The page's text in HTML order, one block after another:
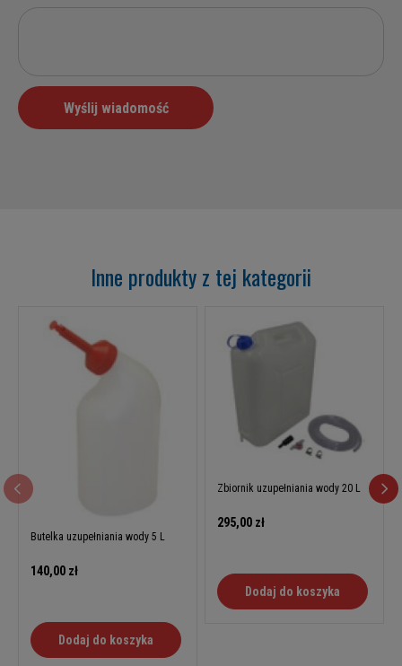
Inne produkty z tej kategorii
Butelka uzupełniania wody 5 L
140,00 zł
Dodaj do koszyka
Zbiornik uzupełniania wody 20 L
295,00 zł
Dodaj do koszyka